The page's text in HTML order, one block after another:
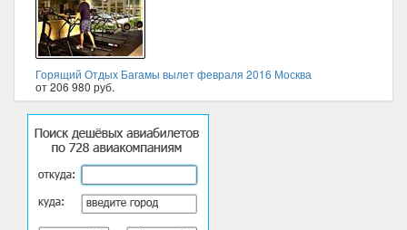
Горящий Отдых Багамы вылет февраля 2016 Москва
от 206 980 руб.